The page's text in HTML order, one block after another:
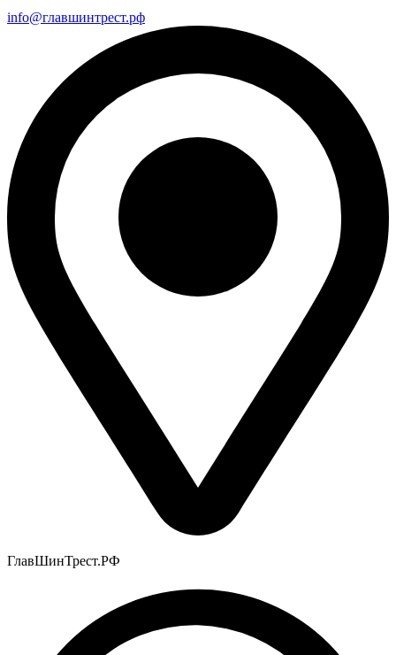
info@главшинтрест.рф
ГлавШинТрест.РФ